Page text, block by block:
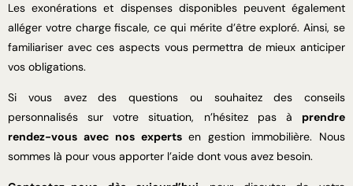
Les exonérations et dispenses disponibles peuvent également
alléger votre charge fiscale, ce qui mérite d’être exploré. Ainsi, se
familiariser avec ces aspects vous permettra de mieux anticiper
vos obligations.
Si vous avez des questions ou souhaitez des conseils
personnalisés sur votre situation, n’hésitez pas à prendre
rendez-vous avec nos expertsen gestion immobilière. Nous
sommes là pour vous apporter l’aide dont vous avez besoin.